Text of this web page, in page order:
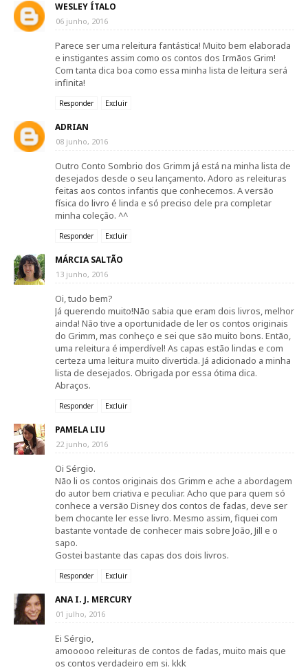
WESLEY ÍTALO
06 junho, 2016
Parece ser uma releitura fantástica! Muito bem elaborada
e instigantes assim como os contos dos Irmãos Grim!
Com tanta dica boa como essa minha lista de leitura será
infinita!
Responder Excluir
ADRIAN
08 junho, 2016
Outro Conto Sombrio dos Grimm já está na minha lista de
desejados desde o seu lançamento. Adoro as releituras
feitas aos contos infantis que conhecemos. A versão
física do livro é linda e só preciso dele pra completar
minha coleção. ^^
Responder Excluir
MÁRCIA SALTÃO
13 junho, 2016
Oi, tudo bem?
Já querendo muito!Não sabia que eram dois livros, melhor
ainda! Não tive a oportunidade de ler os contos originais
do Grimm, mas conheço e sei que são muito bons. Então,
uma releitura é imperdível! As capas estão lindas e com
certeza uma leitura muito divertida. Já adicionado a minha
lista de desejados. Obrigada por essa ótima dica.
Abraços.
Responder Excluir
PAMELA LIU
22 junho, 2016
Oi Sérgio.
Não li os contos originais dos Grimm e ache a abordagem
do autor bem criativa e peculiar. Acho que para quem só
conhece a versão Disney dos contos de fadas, deve ser
bem chocante ler esse livro. Mesmo assim, fiquei com
bastante vontade de conhecer mais sobre João, Jill e o
sapo.
Gostei bastante das capas dos dois livros.
Responder Excluir
ANA I. J. MERCURY
01 julho, 2016
Ei Sérgio,
amooooo releituras de contos de fadas, muito mais que
os contos verdadeiro em si. kkk